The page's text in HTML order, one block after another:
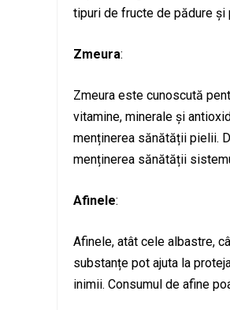
tipuri de fructe de pădure și
Zmeura:
Zmeura este cunoscută
vitamine, minerale și
menținerea sănătății pielii.
menținerea sănătății
Afinele:
Afinele, atât cele albastre,
substanțe pot ajuta la
inimii. Consumul de afine